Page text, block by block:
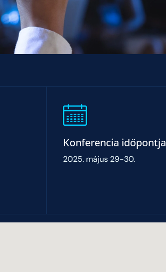
Konferencia időpontja
2025. május 29-30.